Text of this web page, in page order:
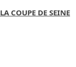
COUPE DE SEINE